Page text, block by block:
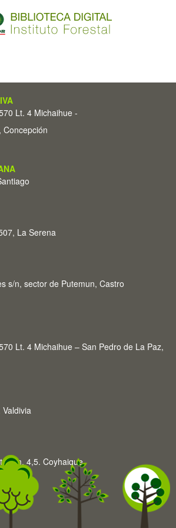
Lt. 4 Michaihue -
Concepción
La Serena
s/n, sector de Putemun, Castro
Lt. 4 Michaihue – San Pedro de La Paz,
Km. 4,5. Coyhaique